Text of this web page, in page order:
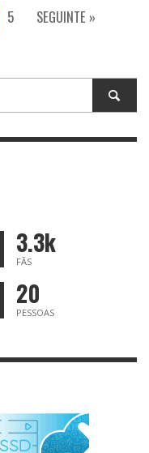
5 SEGUINTE »
3.3k
FÃS
20
PESSOAS